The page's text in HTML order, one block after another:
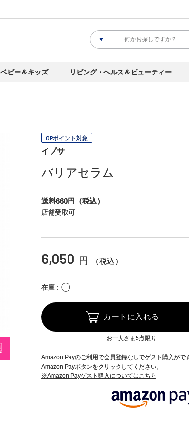
ベビー＆キッズ リビング・ヘルス＆ビューティー
OPポイント対象
イプサ
バリアセラム
送料660円（税込）
店舗受取可
6,050 円 （税込）
在庫 〇
カートに入れる
お一人さま5点限り
Amazon Payのご利用で会員登録なしでゲスト購入がで
Amazon Payボタンをクリックしてください。
※Amazon Payゲスト購入についてはこちら